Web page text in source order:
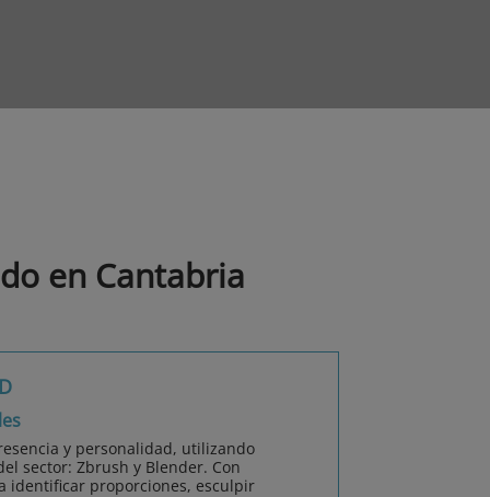
en Cantabria
y personalidad, utilizando
sector: Zbrush y Blender. Con
identificar proporciones, esculpir